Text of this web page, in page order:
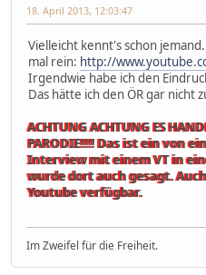
18. April 2013, 12:03:47
Vielleicht kennt's schon
mal rein: http://
Irgendwie habe ich den
Das hätte ich den ÖR gar nicht
ACHTUNG ACHTUNG ES
PARODIE!!!! Das ist ein von
Interview mit einem VT in
wurde dort auch gesagt.
Youtube verfügbar.
Im Zweifel für die Freiheit.